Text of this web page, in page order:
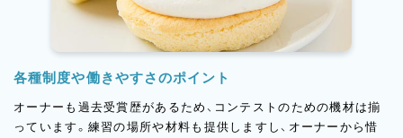
各種制度や働きやすさのポイント
オーナーも過去受賞歴があるため、コンテストのための機材は揃
っています。練習の場所や材料も提供しますし、オーナーから惜